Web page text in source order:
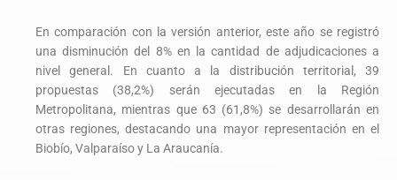
En comparación con la versión anterior, este año se registró
una disminución del 8% en la cantidad de adjudicaciones a
nivel general. En cuanto a la distribución territorial, 39
propuestas (38,2%) serán ejecutadas en la Región
Metropolitana, mientras que 63 (61,8%) se desarrollarán en
otras regiones, destacando una mayor representación en el
Biobío, Valparaíso y La Araucanía.